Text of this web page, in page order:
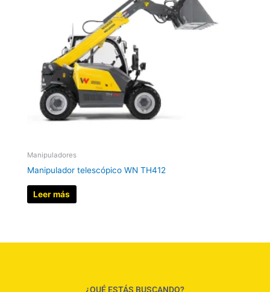
Manipuladores
Manipulador telescópico WN TH412
Leer más
¿QUÉ ESTÁS BUSCANDO?